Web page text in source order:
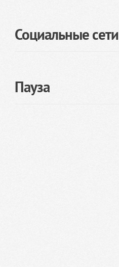
Социальные сети
Пауза